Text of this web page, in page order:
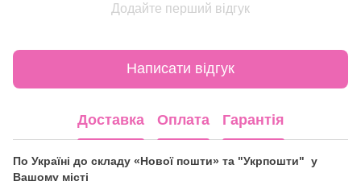
Додайте перший відгук
Написати відгук
Доставка Оплата Гарантія
По Україні до складу «Нової пошти» та "Укрпошти" у
Вашому місті